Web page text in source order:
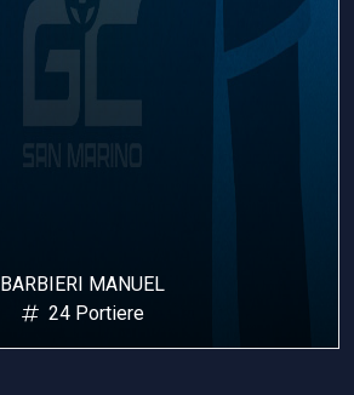
BARBIERI MANUEL
24 Portiere